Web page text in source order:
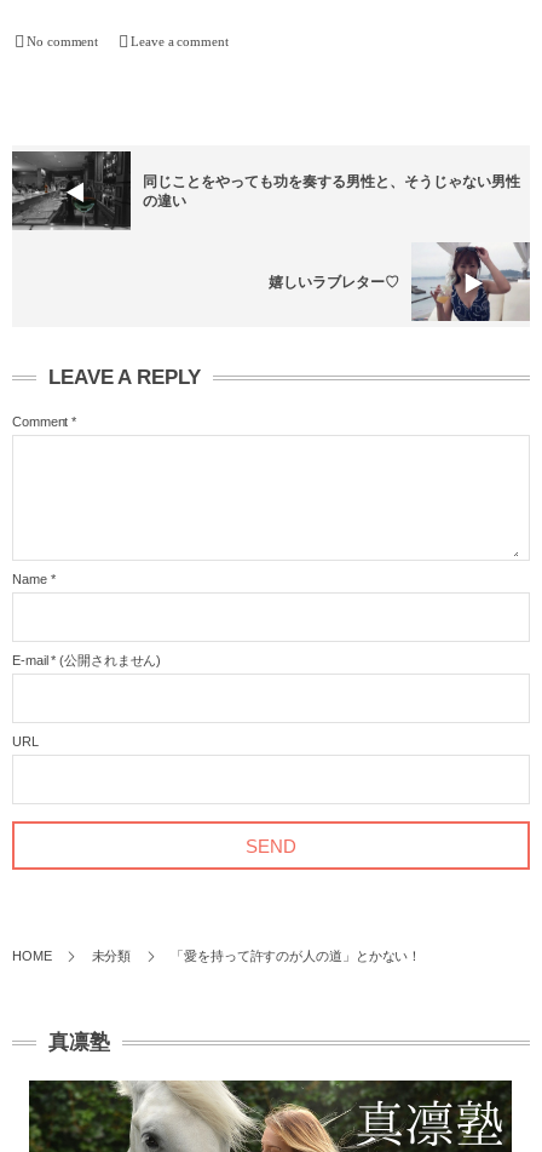
No comment Leave a comment
同じことをやっても功を奏する男性と、そうじゃない男性
の違い
嬉しいラブレター♡
LEAVE A REPLY
Comment *
Name *
E-mail * (公開されません)
URL
HOME 未分類 「愛を持って許すのが人の道」とかない！
真凛塾